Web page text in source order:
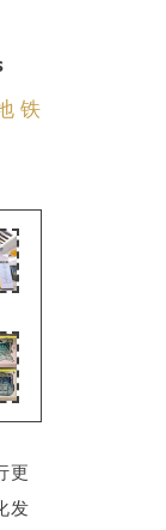
铁
更
发